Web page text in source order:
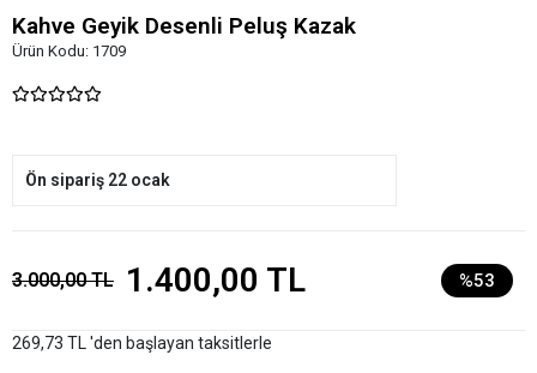
Kahve Geyik Desenli Peluş Kazak
Ürün Kodu: 1709
Ön sipariş 22 ocak
3.000,00 TL 1.400,00 TL %53
269,73 TL 'den başlayan taksitlerle